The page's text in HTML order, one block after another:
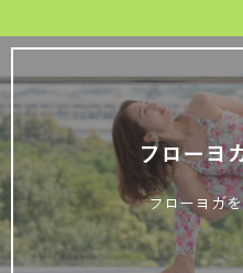
フローヨ
フローヨガ